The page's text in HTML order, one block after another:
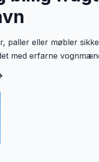
paller eller møbler
med erfarne